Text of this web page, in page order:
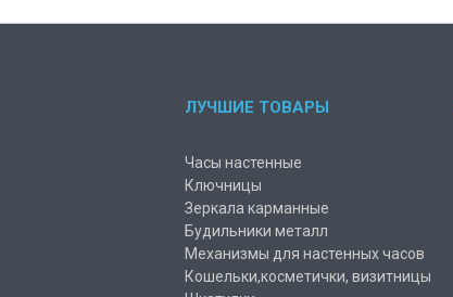
ЛУЧШИЕ ТОВАРЫ
Часы настенные
Ключницы
Зеркала карманные
Будильники металл
Механизмы для настенных часов
Кошельки,косметички, визитницы